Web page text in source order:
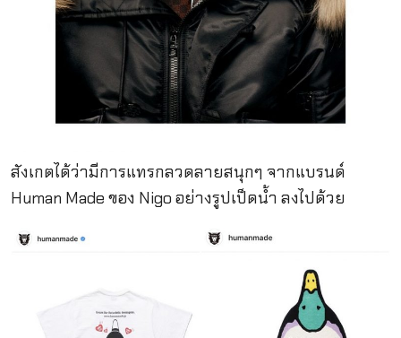
สังเกตได้ว่ามีการแทรกลวดลายสนุกๆ จากแบรนด์
Human Made ของ Nigo อย่างรูปเป็ดน้ำ ลงไปด้วย